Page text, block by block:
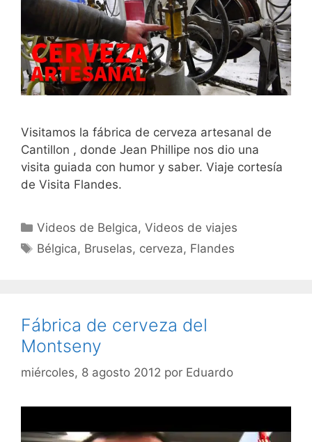
Visitamos la fábrica de cerveza artesanal de
Cantillon , donde Jean Phillipe nos dio una
visita guiada con humor y saber. Viaje cortesía
de Visita Flandes.
Categorías
Videos de Belgica,Videos de viajes
Etiquetas
Bélgica, Bruselas, cerveza, Flandes
Fábrica de cerveza del
Montseny
miércoles, 8 agosto 2012 por Eduardo